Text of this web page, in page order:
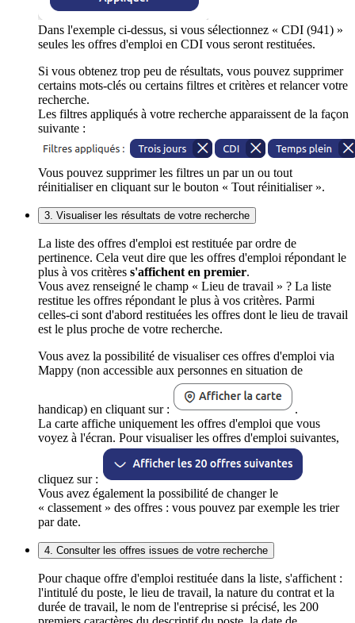
Dans l'exemple ci-dessus, si vous sélectionnez « CDI (941) »
seules les offres d'emploi en CDI vous seront restituées.
Si vous obtenez trop peu de résultats, vous pouvez supprimer
certains mots-clés ou certains filtres et critères et relancer votre
recherche.
Les filtres appliqués à votre recherche apparaissent de la façon
suivante :
Vous pouvez supprimer les filtres un par un ou tout
réinitialiser en cliquant sur le bouton « Tout réinitialiser ».
3. Visualiser les résultats de votre recherche
La liste des offres d'emploi est restituée par ordre de
pertinence. Cela veut dire que les offres d'emploi répondant le
plus à vos critères s'affichent en premier.
Vous avez renseigné le champ « Lieu de travail » ? La liste
restitue les offres répondant le plus à vos critères. Parmi
celles-ci sont d'abord restituées les offres dont le lieu de travail
est le plus proche de votre recherche.
Vous avez la possibilité de visualiser ces offres d'emploi via
Mappy (non accessible aux personnes en situation de
handicap) en cliquant sur :
.
La carte affiche uniquement les offres d'emploi que vous
voyez à l'écran. Pour visualiser les offres d'emploi suivantes,
cliquez sur :
Vous avez également la possibilité de changer le
« classement » des offres : vous pouvez par exemple les trier
par date.
4. Consulter les offres issues de votre recherche
Pour chaque offre d'emploi restituée dans la liste, s'affichent :
l'intitulé du poste, le lieu de travail, la nature du contrat et la
durée de travail, le nom de l'entreprise si précisé, les 200